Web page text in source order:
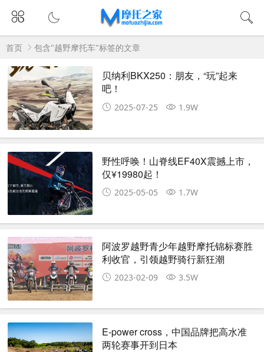
首页 包含"越野摩托车"标签的文章
贝纳利BKX250：朋友，“玩”起来
吧！
2025-07-25 1.9W
野性呼唤！山脊线EF40X震撼上市，
仅¥19980起！
2025-05-05 1.7W
阿波罗越野青少年越野摩托锦标赛胜
利收官，引领越野骑行新狂潮
2023-02-09 3.5W
E-power cross，中国品牌把高水准
两轮赛事开到日本